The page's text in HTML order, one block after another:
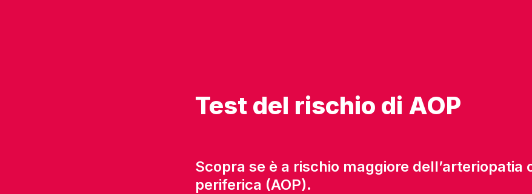
Test del rischio di AOP
Scopra se è a rischio maggiore dell’arteriopatia
periferica (AOP).